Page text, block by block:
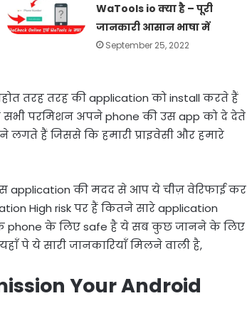
WaTools io क्या है – पूरी
जानकारी आसान भाषा में
September 25, 2022
तरह तरह की application को install करते हैं
परमिशन अपने phone की उस app को दे देते
हैं जिससे कि हमारी प्राइवेसी और हमारे
की मदद से आप ये चीज़ वेरिफाई कर
High risk पर हैं कितने सारे application
के लिए safe है ये सब कुछ जानने के लिए
पे ये सारी जानकारियाँ मिलने वाली है,
Your Android